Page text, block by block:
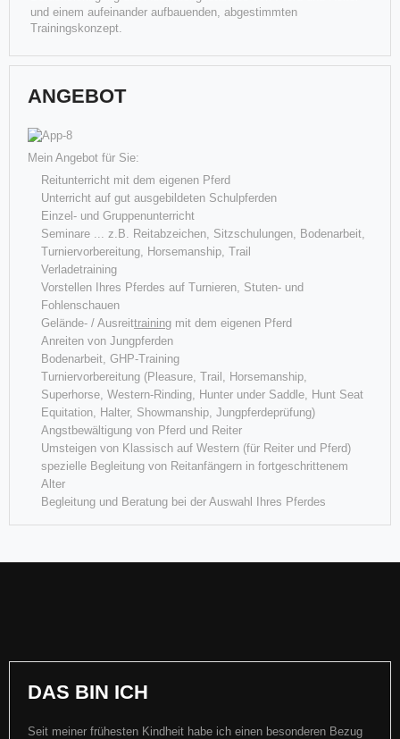
"Best of Invy" ... für mich ein besonderes Pferd! Als sie geboren
wurde ging ein Traum für mich in Erfüllung. Eine
DQHA NRW Champion Weanling Stallions
Flash for Fantasy ("Riley") wird DQHA NRW Champion 2019 in der
Klasse Weanling Stallions OPEN
Weiterlesen
und einem aufeinander aufbauenden, abgestimmten
Trainingskonzept.
ANGEBOT
Mein Angebot für Sie:
Reitunterricht mit dem eigenen Pferd
Unterricht auf gut ausgebildeten Schulpferden
Einzel- und Gruppenunterricht
Seminare ... z.B. Reitabzeichen, Sitzschulungen, Bodenarbeit,
Turniervorbereitung, Horsemanship, Trail
Verladetraining
Vorstellen Ihres Pferdes auf Turnieren, Stuten- und
Fohlenschauen
Gelände- / Ausreittraining mit dem eigenen Pferd
Anreiten von Jungpferden
Bodenarbeit, GHP-Training
Turniervorbereitung (Pleasure, Trail, Horsemanship,
Superhorse, Western-Rinding, Hunter under Saddle, Hunt Seat
Equitation, Halter, Showmanship, Jungpferdeprüfung)
Angstbewältigung von Pferd und Reiter
Umsteigen von Klassisch auf Western (für Reiter und Pferd)
spezielle Begleitung von Reitanfängern in fortgeschrittenem
Alter
Begleitung und Beratung bei der Auswahl Ihres Pferdes
DAS BIN ICH
Seit meiner frühesten Kindheit habe ich einen besonderen Bezug